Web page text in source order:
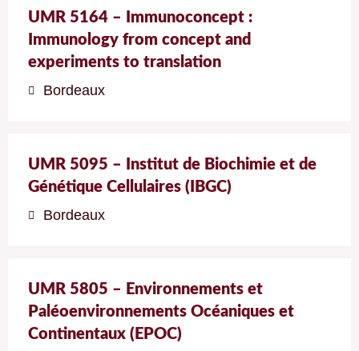
UMR 5164 – Immunoconcept :
Immunology from concept and
experiments to translation
Bordeaux
UMR 5095 – Institut de Biochimie et de
Génétique Cellulaires (IBGC)
Bordeaux
UMR 5805 – Environnements et
Paléoenvironnements Océaniques et
Continentaux (EPOC)